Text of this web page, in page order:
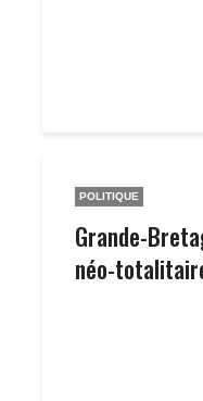
POLITIQUE
Grande-
néo-